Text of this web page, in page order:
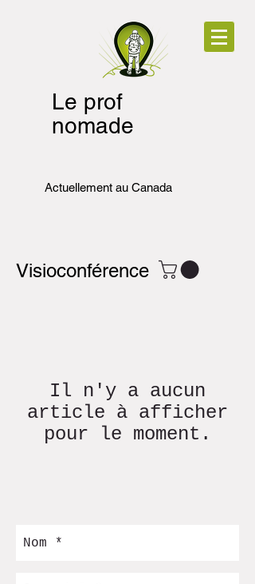
Le prof
nomade
Actuellement au Canada
Visioconférence
Il n'y a aucun
article à afficher
pour le moment.